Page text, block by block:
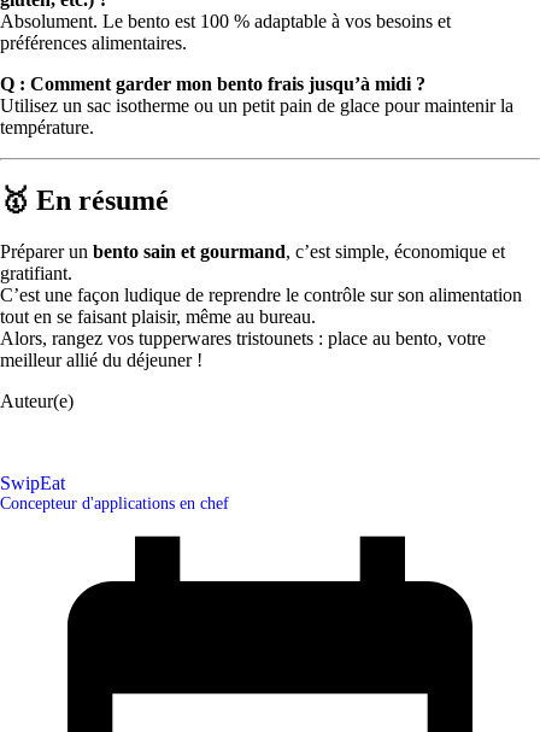
Absolument. Le bento est 100 % adaptable à vos besoins et
préférences alimentaires.
Q : Comment garder mon bento frais jusqu’à midi ?
Utilisez un sac isotherme ou un petit pain de glace pour maintenir la
température.
🥇 En résumé
Préparer un bento sain et gourmand, c’est simple, économique et
gratifiant.
C’est une façon ludique de reprendre le contrôle sur son alimentation
tout en se faisant plaisir, même au bureau.
Alors, rangez vos tupperwares tristounets : place au bento, votre
meilleur allié du déjeuner !
Auteur(e)
SwipEat
Concepteur d'applications en chef